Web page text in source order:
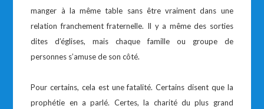
manger à la même table sans être vraiment dans une
relation franchement fraternelle. Il y a même des sorties
dites d’églises, mais chaque famille ou groupe de
personnes s’amuse de son côté.
Pour certains, cela est une fatalité. Certains disent que la
prophétie en a parlé. Certes, la charité du plus grand